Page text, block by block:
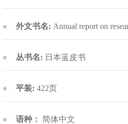
外文书名: Annual report on
丛书名: 日本蓝皮书
平装: 422页
语种： 简体中文